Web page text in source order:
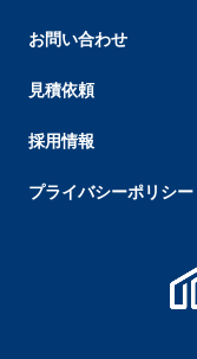
お問い合わせ
見積依頼
採用情報
プライバシーポリシー